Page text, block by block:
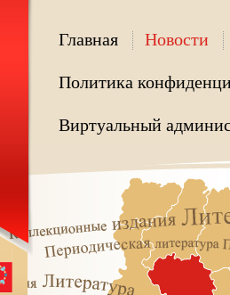
Главная Новости
Политика
Виртуальный